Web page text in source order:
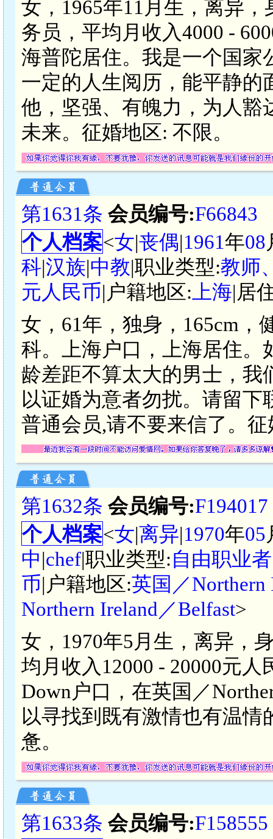
女，1965年11月生，离异
务员，平均月收入4000 -
海普陀居住。我是一个国家
一定的人生阅历，能平静的
他，坚强、有魄力，为人豁
未来。征婚地区: 不限。
第1631条 会员编号:F66843
个人档案<女|丧偶|1961年08
科|汉族|中教|职业类型:教师
元人民币|户籍地区: 上海|居
女，61年，独身，165cm，
科。上海户口，上海居住。
龄差距不算太大的男士，我
以证婚为意者勿扰。请留
普通会员,请不要来信了。
第1632条 会员编号:F194017
个人档案<女|离异|1970年05
中|chef|职业类型:自由职业者
币|户籍地区:英国／Northern
Northern Ireland／Belfast>
女，1970年5月生，离异，
均月收入12000 - 20000元人
Down户口，在英国／
以寻找到既有激情也有温
惫。
第1633条 会员编号:F158555